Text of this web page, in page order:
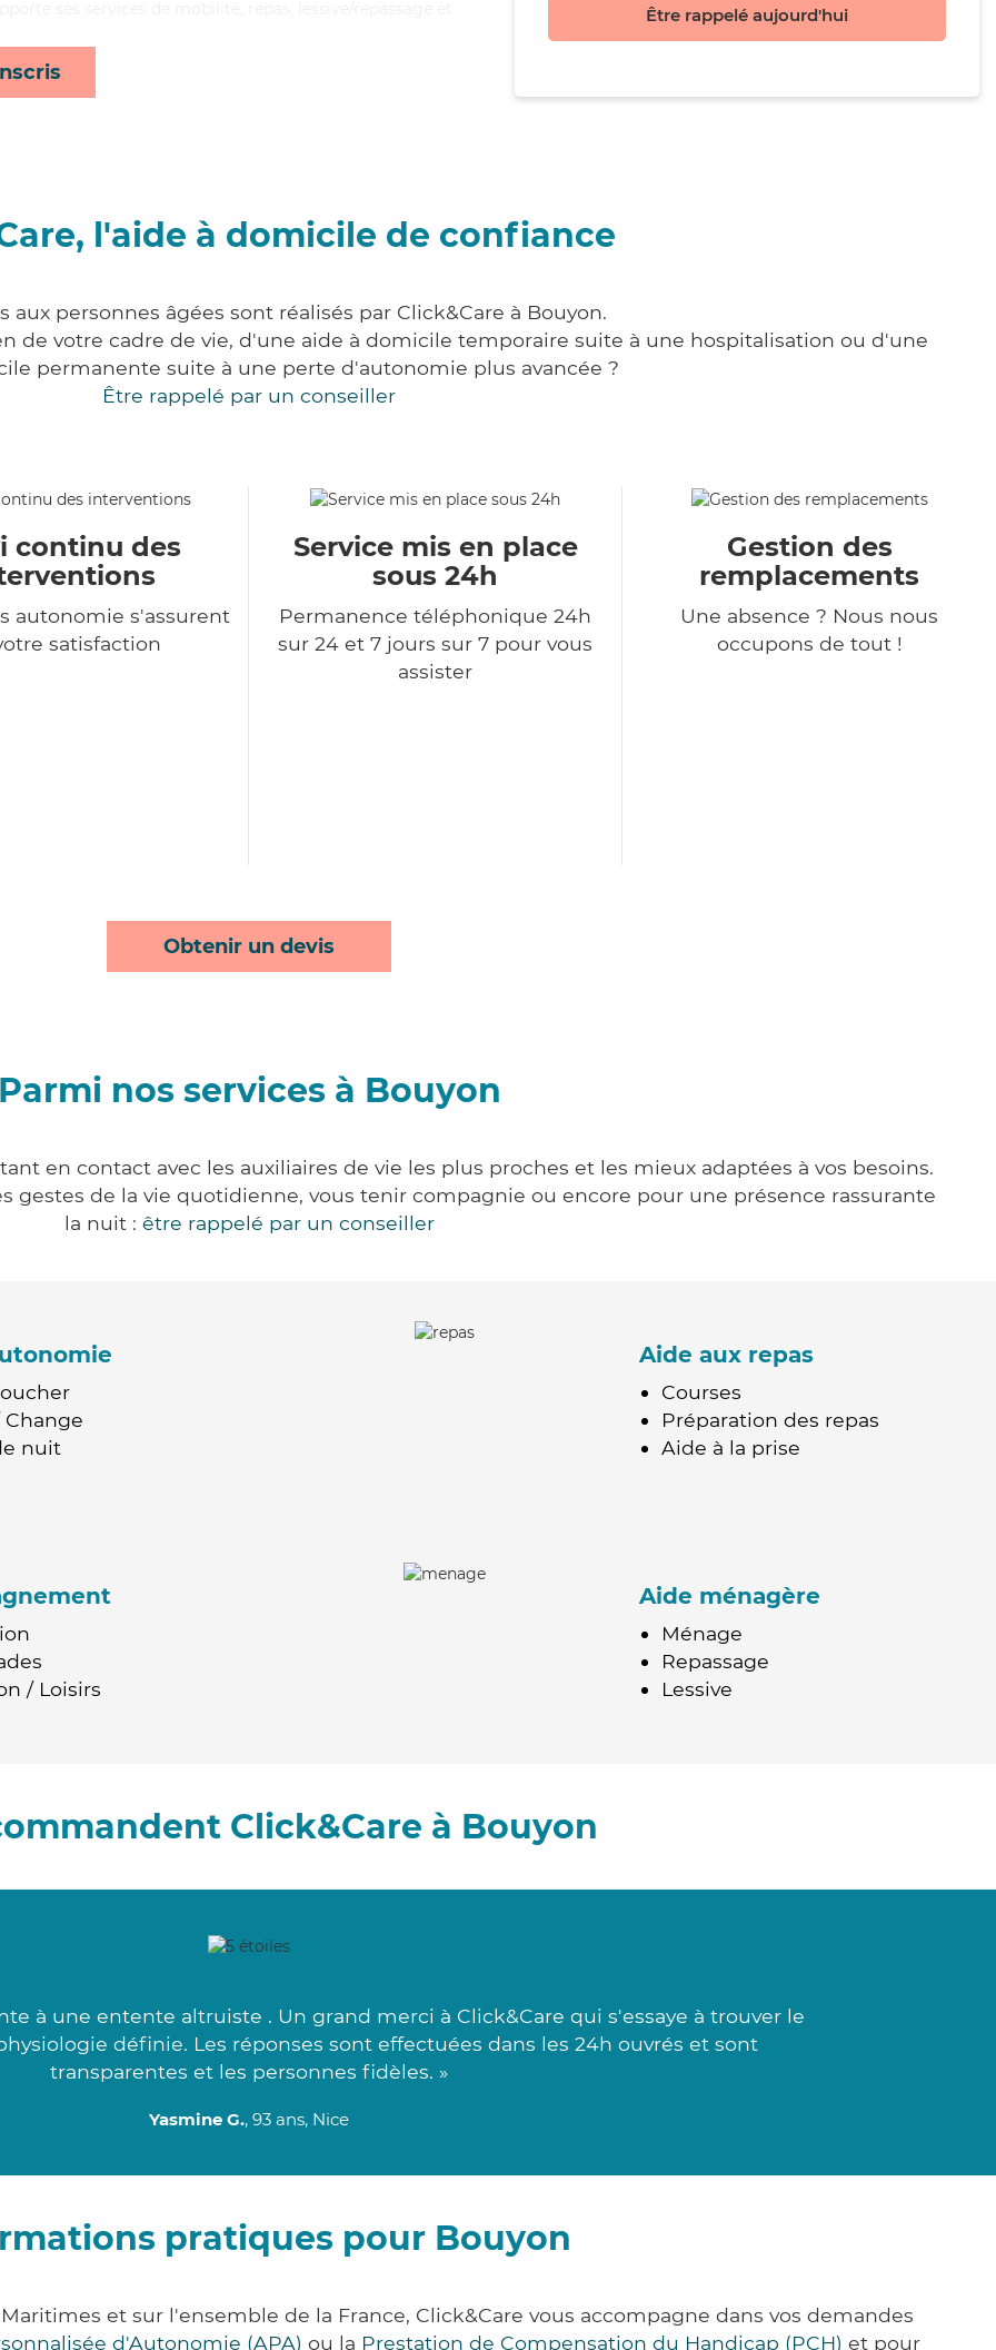
Être rappelé aujourd'hui
l'aide à domicile de confiance
aux personnes âgées sont réalisés par Click&Care à Bouyon.
de votre cadre de vie, d'une aide à domicile temporaire suite à une hospitalisation ou d'une
permanente suite à une perte d'autonomie plus avancée ?
Être rappelé par un conseiller
continu des
autonomie s'assurent
satisfaction
Service mis en place
sous 24h
Permanence téléphonique 24h
sur 24 et 7 jours sur 7 pour vous
assister
Gestion des
remplacements
Une absence ? Nous nous
occupons de tout !
Obtenir un devis
Parmi nos services à Bouyon
en contact avec les auxiliaires de vie les plus proches et les mieux adaptées à vos besoins.
gestes de la vie quotidienne, vous tenir compagnie ou encore pour une présence rassurante
la nuit : être rappelé par un conseiller
nuit
Aide aux repas
Courses
Préparation des repas
Aide à la prise
/ Loisirs
Aide ménagère
Ménage
Repassage
Lessive
Click&Care à Bouyon
à une entente altruiste . Un grand merci à Click&Care qui s'essaye à trouver le
définie. Les réponses sont effectuées dans les 24h ouvrés et sont
transparentes et les personnes fidèles. »
Yasmine G., 93 ans, Nice
pratiques pour Bouyon
et sur l'ensemble de la France, Click&Care vous accompagne dans vos demandes
d'Autonomie (APA) ou la Prestation de Compensation du Handicap (PCH) et pour